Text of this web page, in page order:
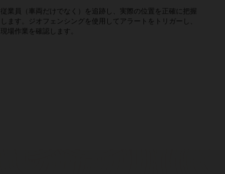
従業員（車両だけでなく）を追跡し、実際の位置を正確に把握
します。ジオフェンシングを使用してアラートをトリガーし、
現場作業を確認します。